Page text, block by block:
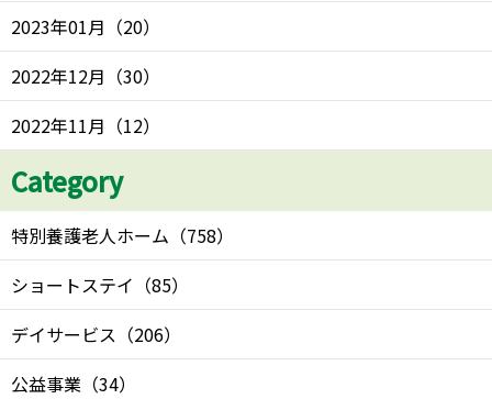
2023年01月 （20）
2022年12月 （30）
2022年11月 （12）
Category
特別養護老人ホーム （758）
ショートステイ （85）
デイサービス （206）
公益事業 （34）